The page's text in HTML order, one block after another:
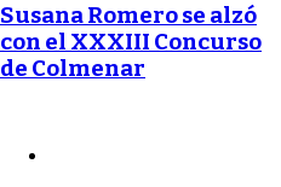
Susana Romero se alzó
con el XXXIII Concurso
de Colmenar